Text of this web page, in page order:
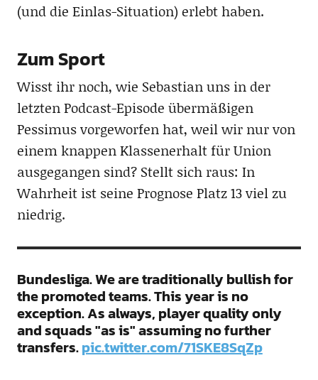
(und die Einlas-Situation) erlebt haben.
Zum Sport
Wisst ihr noch, wie Sebastian uns in der
letzten Podcast-Episode übermäßigen
Pessimus vorgeworfen hat, weil wir nur von
einem knappen Klassenerhalt für Union
ausgegangen sind? Stellt sich raus: In
Wahrheit ist seine Prognose Platz 13 viel zu
niedrig.
Bundesliga. We are traditionally bullish for
the promoted teams. This year is no
exception. As always, player quality only
and squads "as is" assuming no further
transfers.pic.twitter.com/71SKE8SqZp